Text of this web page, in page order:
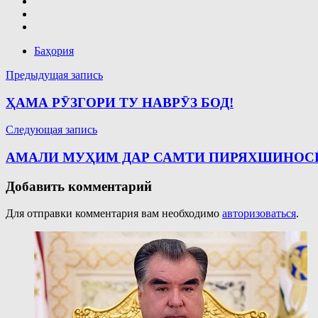
Баҳория
Навигация
по
записям
Предыдущая запись
ҲАМА РӮЗГОРИ ТУ НАВРӮЗ БОД!
Следующая запись
АМАЛИ МУҲИМ ДАР САМТИ
Добавить комментарий
Для отправки комментария вам необходимо авторизоваться.